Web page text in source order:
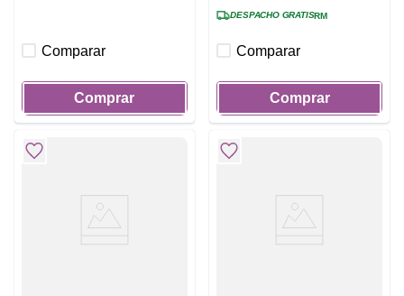
Comparar
Comprar
DESPACHO GRATISRM
Comparar
Comprar